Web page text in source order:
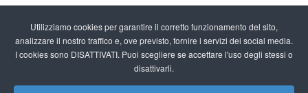
Utilizziamo cookies per garantire il corretto funzionamento del sito,
analizzare il nostro traffico e, ove previsto, fornire i servizi dei social media.
I cookies sono DISATTIVATI. Puoi scegliere se accettare l'uso degli stessi o
disattivarli.